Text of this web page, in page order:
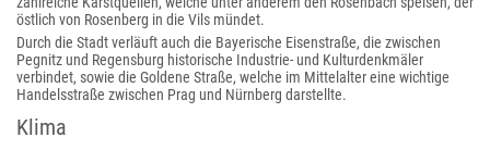
östlich von Rosenberg in die Vils mündet.
Durch die Stadt verläuft auch die Bayerische Eisenstraße, die zwischen
Pegnitz und Regensburg historische Industrie- und Kulturdenkmäler
verbindet, sowie die Goldene Straße, welche im Mittelalter eine wichtige
Handelsstraße zwischen Prag und Nürnberg darstellte.
Klima